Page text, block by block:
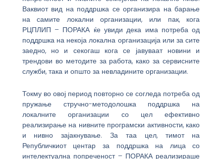
Ваквиот вид на поддршка се организира на барање
на самите локални организации, или пак, кога
РЦПЛИП – ПОРАКА ќе увиди дека има потреба од
поддршка на некоја локална организација или за сите
заедно, но и секогаш кога се јавуваат новини и
трендови во методите за работа, како за сервисните
служби, така и општо за невладините организации.
Токму во овој период повторно се согледа потреба од
пружање стручно-методолошка поддршка на
локалните организации со цел ефективно
реализирање на нивните програмски активности, како
и нивно зајакнување. За таа цел, тимот на
Републичкиот центар за поддршка на лица со
интелектуална попреченост – ПОРАКА реализираше